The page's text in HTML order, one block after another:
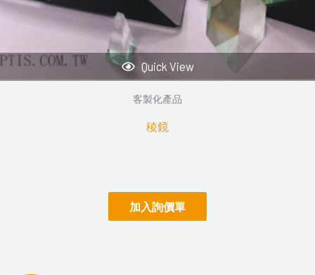
Quick View
客製化產品
稜鏡
加入詢價單